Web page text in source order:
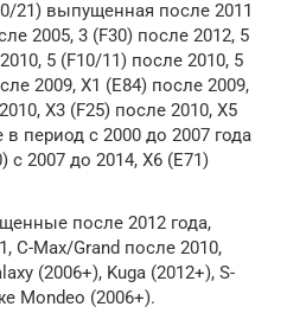
21) выпущенная после 2011
2005, 3 (F30) после 2012, 5
5 (F10/11) после 2010, 5
2009, X1 (E84) после 2009,
X3 (F25) после 2010, X5
период с 2000 до 2007 года
с 2007 до 2014, X6 (E71)
после 2012 года,
C-Max/Grand после 2010,
(2006+), Kuga (2012+), S-
Mondeo (2006+).